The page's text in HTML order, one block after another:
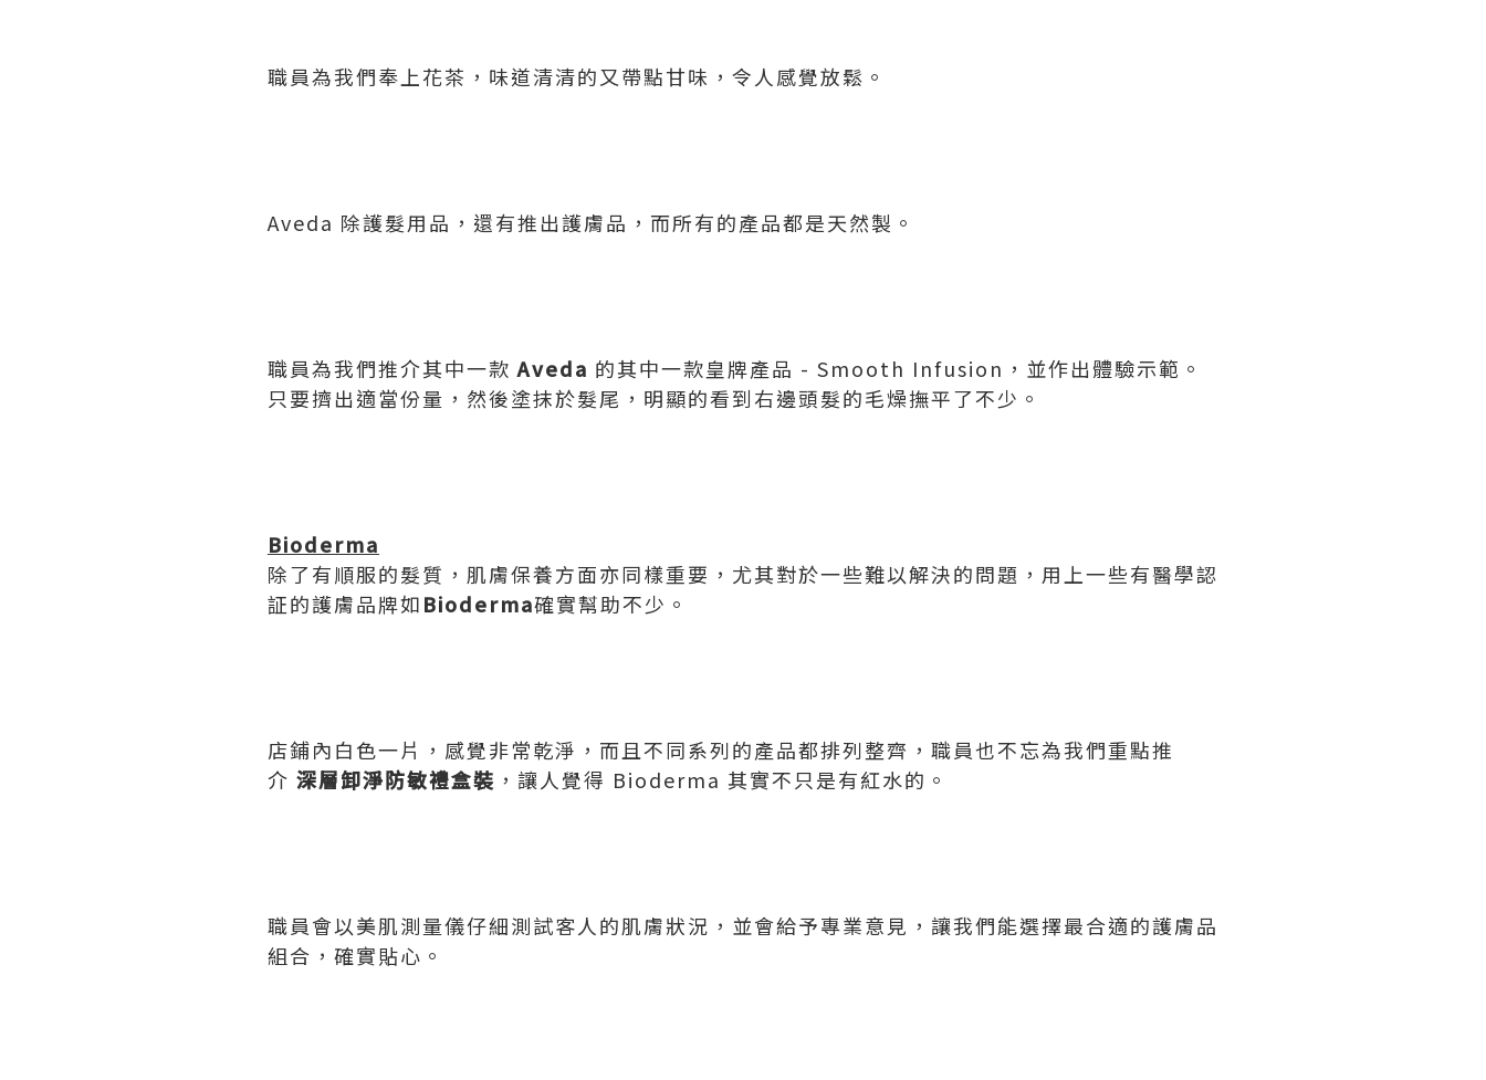
職員為我們奉上花茶，味道清清的又帶點甘味，令人感覺放鬆。
Aveda 除護髮用品，還有推出護膚品，而所有的產品都是天然製。
職員為我們推介其中一款Aveda 的其中一款皇牌產品 - Smooth Infusion，並作出體驗示範。
只要擠出適當份量，然後塗抹於髮尾，明顯的看到右邊頭髮的毛燥撫平了不少。
Bioderma
除了有順服的髮質，肌膚保養方面亦同樣重要，尤其對於一些難以解決的問題，用上一些有醫學認
証的護膚品牌如Bioderma確實幫助不少。
店鋪內白色一片，感覺非常乾淨，而且不同系列的產品都排列整齊，職員也不忘為我們重點推
介 深層卸淨防敏禮盒裝 ，讓人覺得 Bioderma 其實不只是有紅水的。
職員會以美肌測量儀仔細測試客人的肌膚狀況，並會給予專業意見，讓我們能選擇最合適的護膚品
組合，確實貼心。